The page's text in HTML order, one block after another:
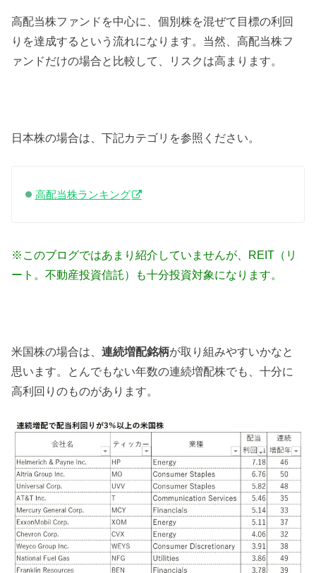
高配当株ファンドを中心に、個別株を混ぜて目標の利回
りを達成するという流れになります。当然、高配当株フ
ァンドだけの場合と比較して、リスクは高まります。
日本株の場合は、下記カテゴリを参照ください。
高配当株ランキング
※このブログではあまり紹介していませんが、REIT（リ
ート。不動産投資信託）も十分投資対象になります。
米国株の場合は、連続増配銘柄が取り組みやすいかなと
思います。とんでもない年数の連続増配株でも、十分に
高利回りのものがあります。